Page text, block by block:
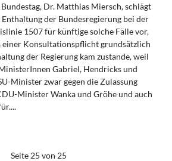
Dr. Matthias Miersch, schlägt
der Bundesregierung bei der
1507 für künftige solche Fälle vor,
einer Konsultationspflicht grundsätzlich
der Regierung kam zustande, weil
Gabriel, Hendricks und
Minister zwar gegen die Zulassung
Minister Wanka und Gröhe und auch
Seite 25 von 25